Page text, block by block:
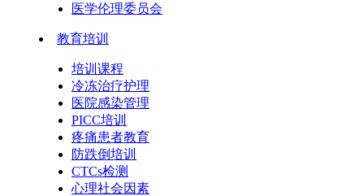
医学伦理委员会
教育培训
培训课程
冷冻治疗护理
医院感染管理
PICC培训
疼痛患者教育
防跌倒培训
CTCs检测
心理社会因素